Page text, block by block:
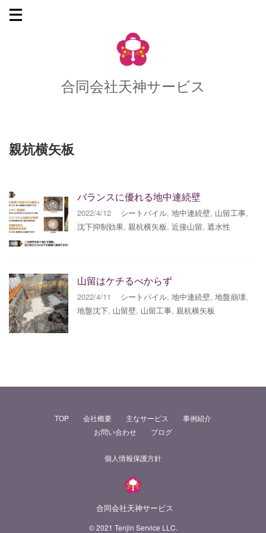
合同会社天神サービス
親杭横矢板
バランスに優れる地中連続壁
2022/4/12 シートパイル, 地中連続壁, 山留工事,
沈下抑制効果, 親杭横矢板, 近接山留, 遮水性
山留はケチるべからず
2022/4/11 シートパイル, 地中連続壁, 地盤崩壊,
地盤沈下, 山留壁, 山留工事, 親杭横矢板
TOP 会社概要 主なサービス
事例紹介
お問い合わせ
ブログ
個人情報保護方針
合同会社天神サービス
© 2021 Tenjin Service LLC.